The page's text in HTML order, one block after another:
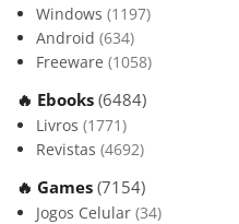
Windows (1197)
Android (634)
Freeware (1058)
🔥 Ebooks (6484)
Livros (1771)
Revistas (4692)
🔥 Games (7154)
Jogos Celular (34)